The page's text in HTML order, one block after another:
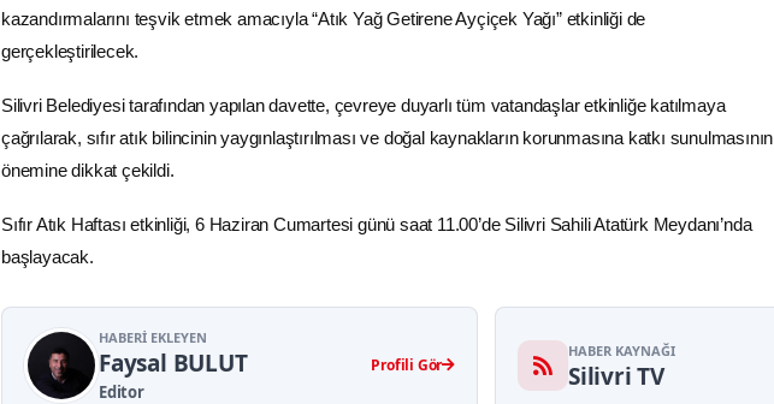
kazandırmalarını teşvik etmek amacıyla “Atık Yağ Getirene Ayçiçek Yağı” etkinliği de
gerçekleştirilecek.
Silivri Belediyesi tarafından yapılan davette, çevreye duyarlı tüm vatandaşlar etkinliğe katılmaya
çağrılarak, sıfır atık bilincinin yaygınlaştırılması ve doğal kaynakların korunmasına katkı sunulmasının
önemine dikkat çekildi.
Sıfır Atık Haftası etkinliği, 6 Haziran Cumartesi günü saat 11.00’de Silivri Sahili Atatürk Meydanı’nda
başlayacak.
HABERI EKLEYEN
Faysal BULUT
Editor
Profili Gör
HABER KAYNAĞI
Silivri TV